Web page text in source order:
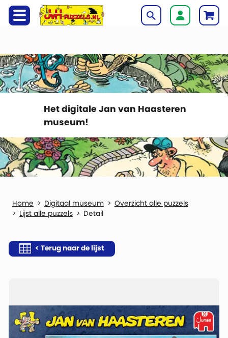
Het digitale Jan van Haasteren
museum!
Digitaal museum
Overzicht alle puzzels
Lijst alle puzzels
Detail
< Terug naar de lijst